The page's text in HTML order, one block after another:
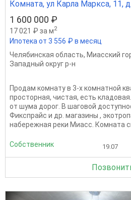
Комната, ул Карла Маркса, 11,
1 600 000 ₽
17 021 ₽ за м2
Ипотека от 3 556 ₽ в месяц
Челябинская область, Миасский
Западный округ р-н
Продам комнату в 3-х комнатной
просторная, чистая, есть
от шума дорог. В шаговой
Фикспрайс и др. магазины ,
набережная реки Миасс. Комната
Собственник 19.07